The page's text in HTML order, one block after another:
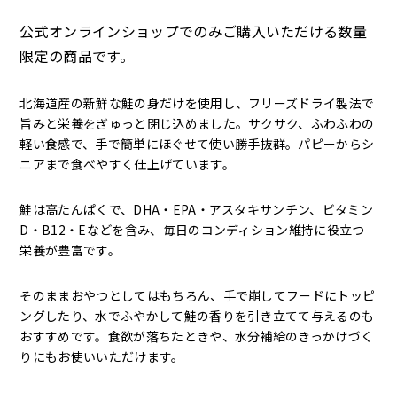
公式オンラインショップでのみご購入いただける数量
限定の商品です。
北海道産の新鮮な鮭の身だけを使用し、フリーズドライ製法で
旨みと栄養をぎゅっと閉じ込めました。サクサク、ふわふわの
軽い食感で、手で簡単にほぐせて使い勝手抜群。パピーからシ
ニアまで食べやすく仕上げています。
鮭は高たんぱくで、DHA・EPA・アスタキサンチン、ビタミン
D・B12・Eなどを含み、毎日のコンディション維持に役立つ
栄養が豊富です。
そのままおやつとしてはもちろん、手で崩してフードにトッピ
ングしたり、水でふやかして鮭の香りを引き立てて与えるのも
おすすめです。食欲が落ちたときや、水分補給のきっかけづく
りにもお使いいただけます。